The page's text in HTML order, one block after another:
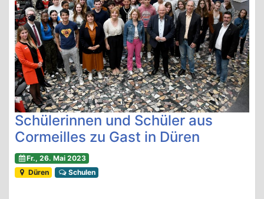
Schülerinnen und Schüler aus
Cormeilles zu Gast in Düren
Fr., 26. Mai 2023
Düren
Schulen